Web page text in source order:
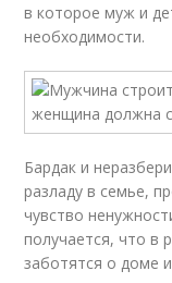
в которое муж и
необходимости.
Бардак и
разладу в семье,
чувство
получается, что в
заботятся о доме